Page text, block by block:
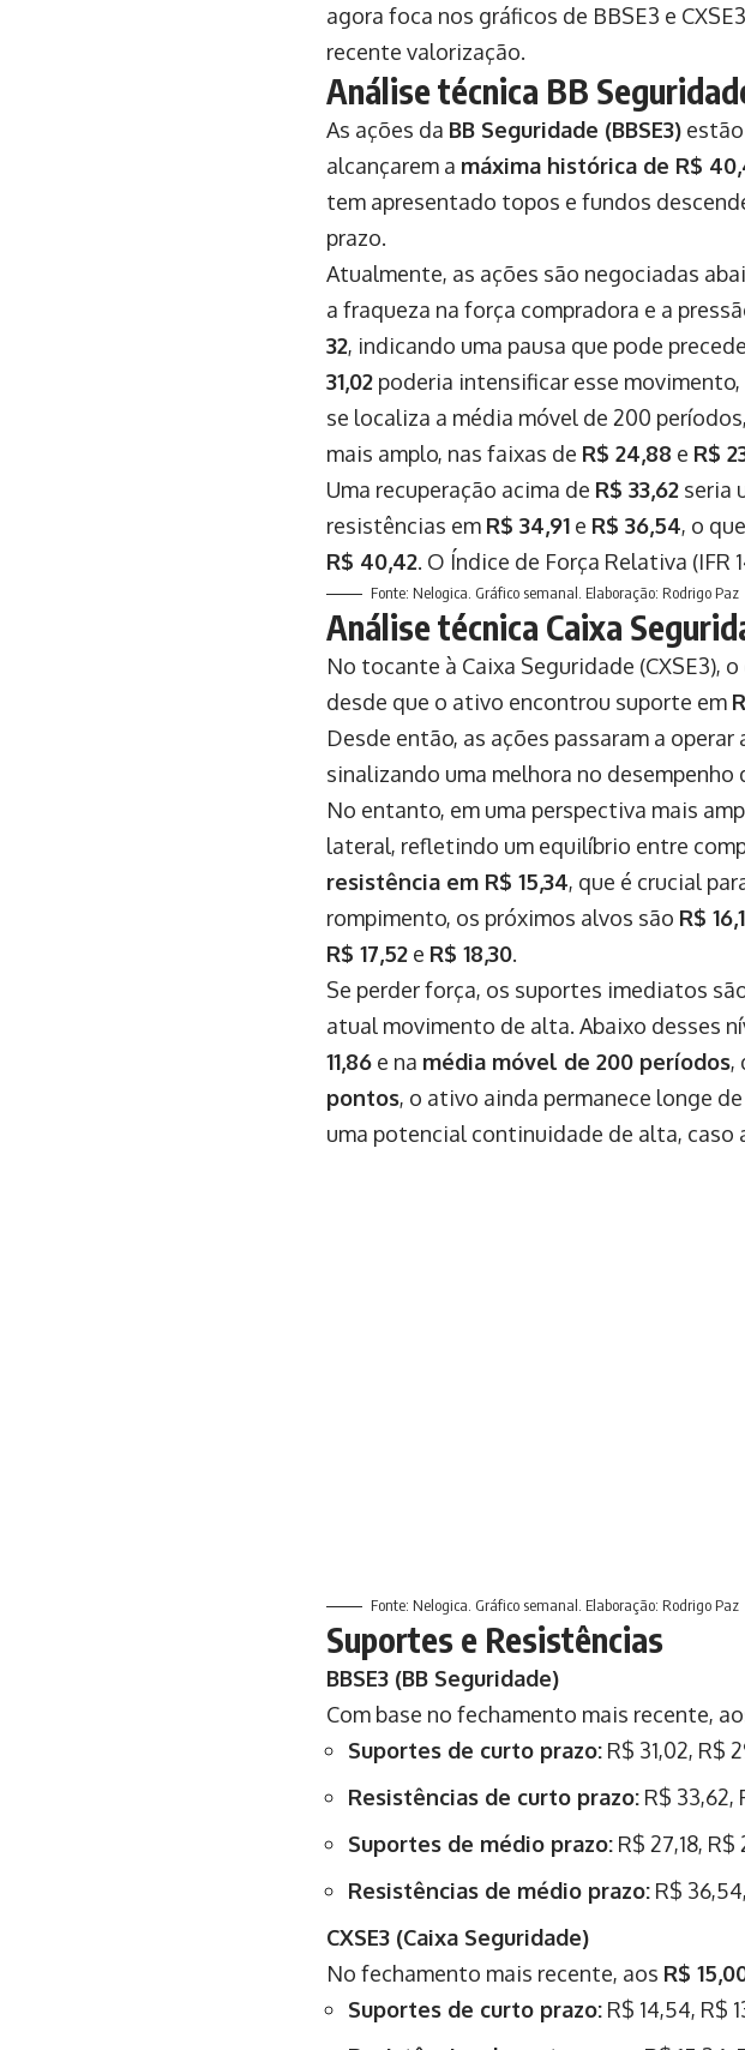
agora foca nos gráficos de BBSE3 e
recente valorização.
Análise técnica BB
As ações da BB Seguridade (BBSE3)
alcançarem a máxima histórica de R$
tem apresentado topos e fundos
prazo.
Atualmente, as ações são negociadas
a fraqueza na força compradora e a
32, indicando uma pausa que pode
31,02 poderia intensificar esse
se localiza a média móvel de 200
mais amplo, nas faixas de R$ 24,88 e R$
Uma recuperação acima de R$ 33,62 seria
resistências em R$ 34,91 e R$ 36,54, o
R$ 40,42. O Índice de Força Relativa
Fonte: Nelogica. Gráfico semanal. Elaboração: Rodrigo Paz
Análise técnica Caixa
No tocante à Caixa Seguridade (CXSE3),
desde que o ativo encontrou suporte em
Desde então, as ações passaram a
sinalizando uma melhora no desempenho
No entanto, em uma perspectiva mais
lateral, refletindo um equilíbrio entre
resistência em R$ 15,34, que é crucial
rompimento, os próximos alvos são R$
R$ 17,52 e R$ 18,30.
Se perder força, os suportes imediatos
atual movimento de alta. Abaixo desses
11,86 e na média móvel de 200 períodos,
pontos, o ativo ainda permanece longe
uma potencial continuidade de alta, caso
Fonte: Nelogica. Gráfico semanal. Elaboração: Rodrigo Paz
Suportes e Resistências
BBSE3 (BB Seguridade)
Com base no fechamento mais recente,
Suportes de curto prazo: R$ 31,02, R$
Resistências de curto prazo: R$ 33,62,
Suportes de médio prazo: R$ 27,18,
Resistências de médio prazo: R$
CXSE3 (Caixa Seguridade)
No fechamento mais recente, aos R$
Suportes de curto prazo: R$ 14,54, R$